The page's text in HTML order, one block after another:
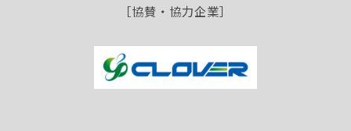
［協賛・協力企業］